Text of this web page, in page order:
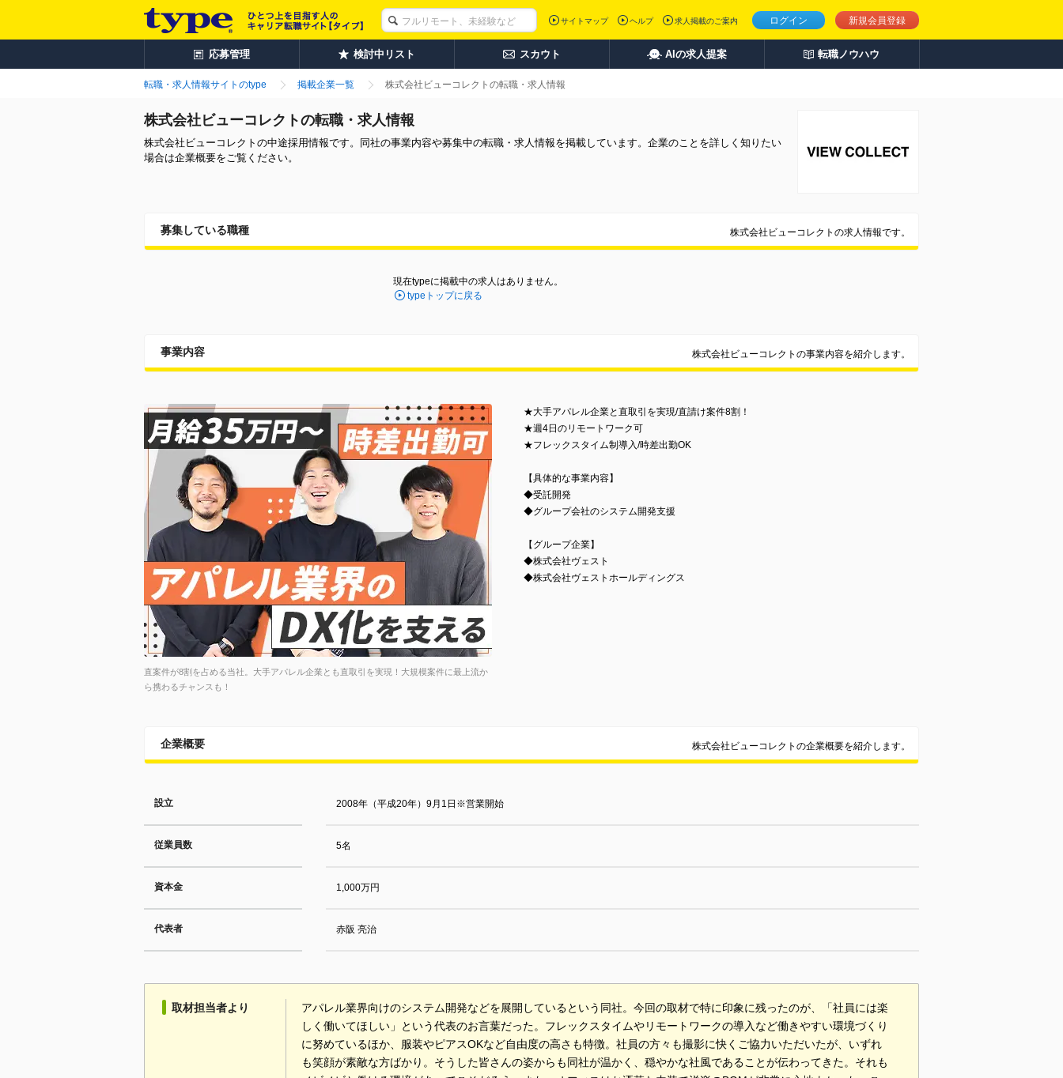
ログイン 新規会員登録
サイトマップ ヘルプ 求人掲載のご案内
応募管理 検討中リスト スカウト AIの求人提案 転職ノウハウ
転職・求人情報サイトのtype 掲載企業一覧 株式会社ビューコレクトの転職・求人情報
株式会社ビューコレクトの転職・求人情報
株式会社ビューコレクトの中途採用情報です。同社の事業内容や募集中の転職・求人情報を掲載しています。企業のことを詳しく知りたい
場合は企業概要をご覧ください。
募集している職種 株式会社ビューコレクトの求人情報です。
現在typeに掲載中の求人はありません。
typeトップに戻る
事業内容 株式会社ビューコレクトの事業内容を紹介します。
直案件が8割を占める当社。大手アパレル企業とも直取引を実現！大規模案件に最上流か
ら携わるチャンスも！
★大手アパレル企業と直取引を実現/直請け案件8割！
★週4日のリモートワーク可
★フレックスタイム制導入/時差出勤OK
【具体的な事業内容】
◆受託開発
◆グループ会社のシステム開発支援
【グループ企業】
◆株式会社ヴェスト
◆株式会社ヴェストホールディングス
企業概要 株式会社ビューコレクトの企業概要を紹介します。
設立 2008年（平成20年）9月1日※営業開始
従業員数 5名
資本金 1,000万円
代表者 赤阪 亮治
取材担当者より
アパレル業界向けのシステム開発などを展開しているという同社。今回の取材で特に印象に残ったのが、「社員には楽
しく働いてほしい」という代表のお言葉だった。フレックスタイムやリモートワークの導入など働きやすい環境づくり
に努めているほか、服装やピアスOKなど自由度の高さも特徴。社員の方々も撮影に快くご協力いただいたが、いずれ
も笑顔が素敵な方ばかり。そうした皆さんの姿からも同社が温かく、穏やかな社風であることが伝わってきた。それも